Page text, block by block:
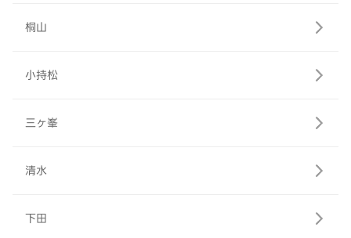
桐山
小持松
三ヶ峯
清水
下田